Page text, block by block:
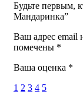
Будьте первым,
Мандаринка”
Ваш адрес email
помечены *
Ваша оценка *
1 2 3 4 5